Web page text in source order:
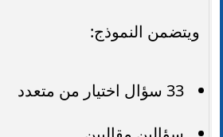
ويتضمن النموذج:
33 سؤال اختيار من متعدد